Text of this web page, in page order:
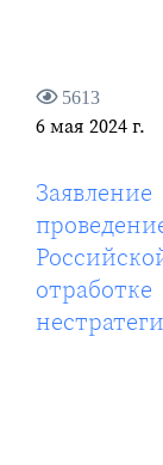
5613
6 мая 2024 г.